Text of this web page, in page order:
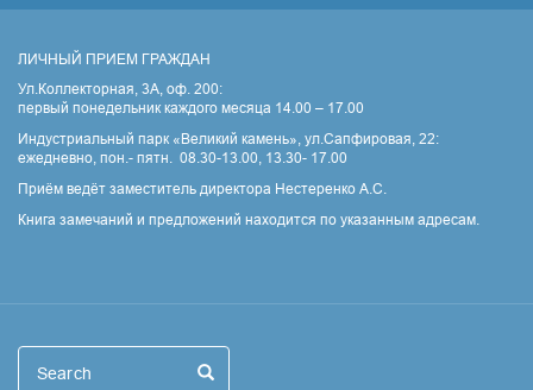
ЛИЧНЫЙ ПРИЕМ ГРАЖДАН
Ул.Коллекторная, 3А, оф. 200:
первый понедельник каждого месяца 14.00 – 17.00
Индустриальный парк «Великий камень», ул.Сапфировая, 22:
ежедневно, пон.- пятн. 08.30-13.00, 13.30- 17.00
Приём ведёт заместитель директора Нестеренко А.С.
Книга замечаний и предложений находится по указанным адресам.
Поиск Search
Search